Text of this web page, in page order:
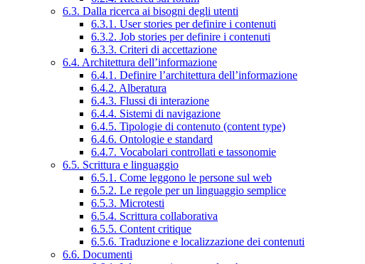
6.3. Dalla ricerca ai bisogni degli utenti
6.3.1. User stories per definire i contenuti
6.3.2. Job stories per definire i contenuti
6.3.3. Criteri di accettazione
6.4. Architettura dell’informazione
6.4.1. Definire l’architettura dell’informazione
6.4.2. Alberatura
6.4.3. Flussi di interazione
6.4.4. Sistemi di navigazione
6.4.5. Tipologie di contenuto (content type)
6.4.6. Ontologie e standard
6.4.7. Vocabolari controllati e tassonomie
6.5. Scrittura e linguaggio
6.5.1. Come leggono le persone sul web
6.5.2. Le regole per un linguaggio semplice
6.5.3. Microtesti
6.5.4. Scrittura collaborativa
6.5.5. Content critique
6.5.6. Traduzione e localizzazione dei contenuti
6.6. Documenti